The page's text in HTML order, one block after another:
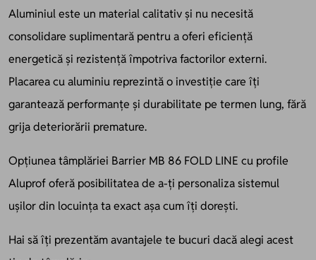
Aluminiul este un material calitativ și nu necesită
consolidare suplimentară pentru a oferi eficiență
energetică și rezistență împotriva factorilor externi.
Placarea cu aluminiu reprezintă o investiție care îți
garantează performanțe și durabilitate pe termen lung, fără
grija deteriorării premature.
Opțiunea tâmplăriei Barrier MB 86 FOLD LINE cu profile
Aluprof oferă posibilitatea de a-ți personaliza sistemul
ușilor din locuința ta exact așa cum îți dorești.
Hai să îți prezentăm avantajele te bucuri dacă alegi acest